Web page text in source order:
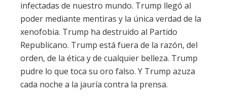
infectadas de nuestro mundo. Trump llegó al
poder mediante mentiras y la única verdad de la
xenofobia. Trump ha destruido al Partido
Republicano. Trump está fuera de la razón, del
orden, de la ética y de cualquier belleza. Trump
pudre lo que toca su oro falso. Y Trump azuza
cada noche a la jauría contra la prensa.